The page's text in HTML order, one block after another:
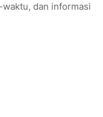
dan informasi